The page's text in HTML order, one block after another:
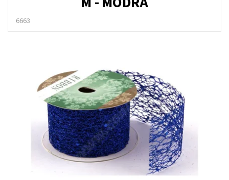
6663